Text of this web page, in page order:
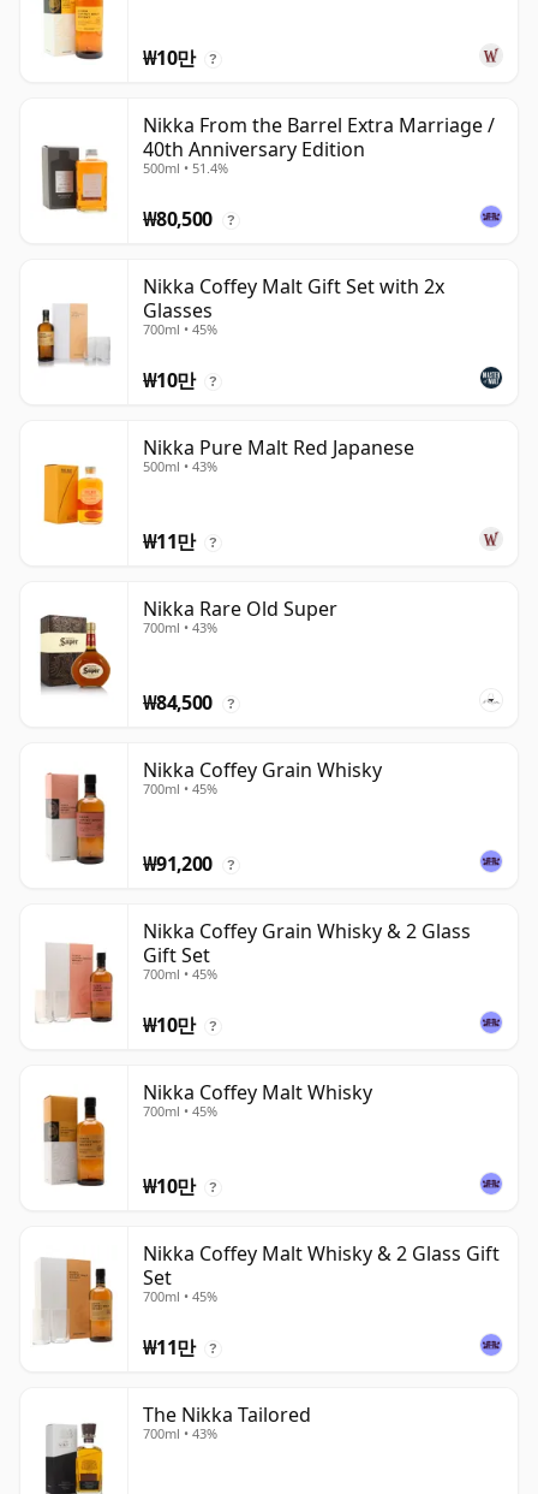
₩10만 ?
Nikka From the Barrel Extra Marriage /
40th Anniversary Edition
500ml • 51.4%
₩80,500 ?
Nikka Coffey Malt Gift Set with 2x
Glasses
700ml • 45%
₩10만 ?
Nikka Pure Malt Red Japanese
500ml • 43%
₩11만 ?
Nikka Rare Old Super
700ml • 43%
₩84,500 ?
Nikka Coffey Grain Whisky
700ml • 45%
₩91,200 ?
Nikka Coffey Grain Whisky & 2 Glass
Gift Set
700ml • 45%
₩10만 ?
Nikka Coffey Malt Whisky
700ml • 45%
₩10만 ?
Nikka Coffey Malt Whisky & 2 Glass Gift
Set
700ml • 45%
₩11만 ?
The Nikka Tailored
700ml • 43%